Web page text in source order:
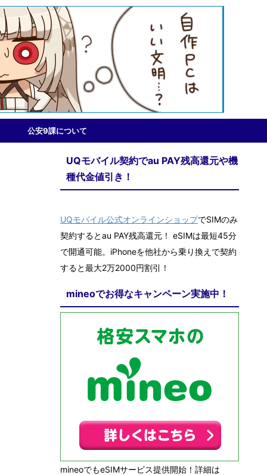
公安9課について
UQモバイル契約でau PAY残高還元や機
種代金値引き！
UQモバイル公式オンラインショップでSIMのみ
契約するとau PAY残高還元！ eSIMは最短45分
で開通可能。iPhoneを他社から乗り換えで契約
すると最大2万2000円割引！
mineoでお得なキャンペーン実施中！
mineoでもeSIMサービス提供開始！詳細は